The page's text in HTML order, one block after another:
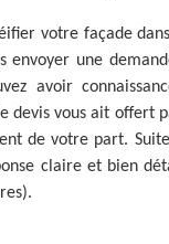
votre façade
une
avoir
devis vous ait offert
de votre part.
claire et bien